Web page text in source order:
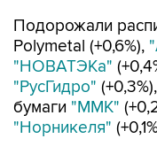
Подорожали
Polymetal (+0,6%),
"НОВАТЭКа"
"РусГидро"
бумаги "ММК"
"Норникеля"